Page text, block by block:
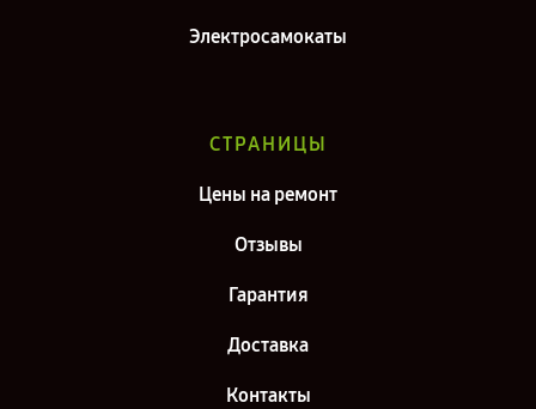
Электросамокаты
СТРАНИЦЫ
Цены на ремонт
Отзывы
Гарантия
Доставка
Контакты